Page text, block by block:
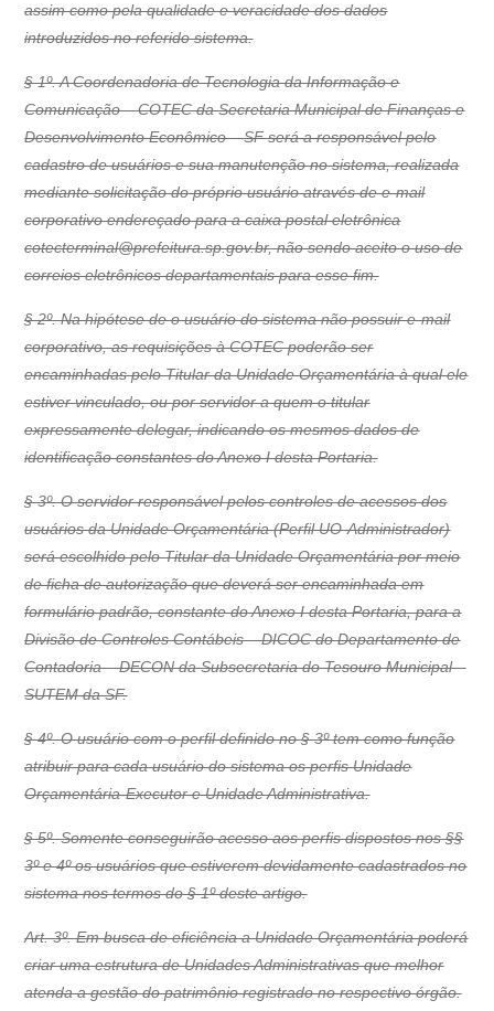
assim como pela qualidade e veracidade dos dados
introduzidos no referido sistema.
§ 1º. A Coordenadoria de Tecnologia da Informação e
Comunicação – COTEC da Secretaria Municipal de Finanças e
Desenvolvimento Econômico – SF será a responsável pelo
cadastro de usuários e sua manutenção no sistema, realizada
mediante solicitação do próprio usuário através de e-mail
corporativo endereçado para a caixa postal eletrônica
cotecterminal@prefeitura.sp.gov.br, não sendo aceito o uso de
correios eletrônicos departamentais para esse fim.
§ 2º. Na hipótese de o usuário do sistema não possuir e-mail
corporativo, as requisições à COTEC poderão ser
encaminhadas pelo Titular da Unidade Orçamentária à qual ele
estiver vinculado, ou por servidor a quem o titular
expressamente delegar, indicando os mesmos dados de
identificação constantes do Anexo I desta Portaria.
§ 3º. O servidor responsável pelos controles de acessos dos
usuários da Unidade Orçamentária (Perfil UO-Administrador)
será escolhido pelo Titular da Unidade Orçamentária por meio
de ficha de autorização que deverá ser encaminhada em
formulário padrão, constante do Anexo I desta Portaria, para a
Divisão de Controles Contábeis – DICOC do Departamento de
Contadoria – DECON da Subsecretaria do Tesouro Municipal –
SUTEM da SF.
§ 4º. O usuário com o perfil definido no § 3º tem como função
atribuir para cada usuário do sistema os perfis Unidade
Orçamentária-Executor e Unidade Administrativa.
§ 5º. Somente conseguirão acesso aos perfis dispostos nos §§
3º e 4º os usuários que estiverem devidamente cadastrados no
sistema nos termos do § 1º deste artigo.
Art. 3º. Em busca de eficiência a Unidade Orçamentária poderá
criar uma estrutura de Unidades Administrativas que melhor
atenda a gestão do patrimônio registrado no respectivo órgão.